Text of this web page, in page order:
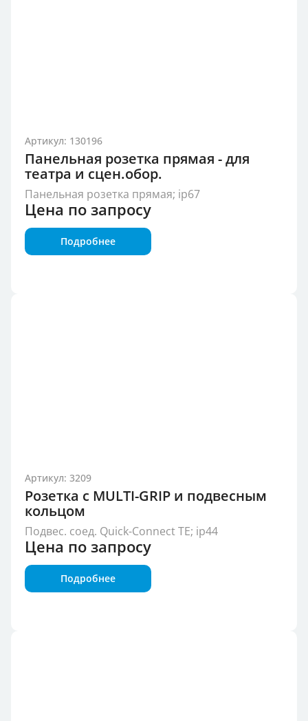
Артикул: 130196
Панельная розетка прямая - для
театра и сцен.обор.
Панельная розетка прямая; ip67
Цена по запросу
Подробнее
Артикул: 3209
Розетка с MULTI-GRIP и подвесным
кольцом
Подвес. соед. Quick-Connect TE; ip44
Цена по запросу
Подробнее